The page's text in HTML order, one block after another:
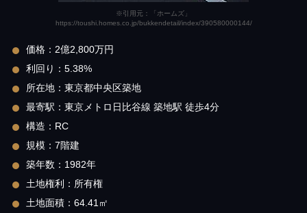
※引用元：「ホームズ」
https://toushi.homes.co.jp/bukkendetail/index/390580000144/
価格：2億2,800万円
利回り：5.38%
所在地：東京都中央区築地
最寄駅：東京メトロ日比谷線 築地駅 徒歩4分
構造：RC
規模：7階建
築年数：1982年
土地権利：所有権
土地面積：64.41㎡